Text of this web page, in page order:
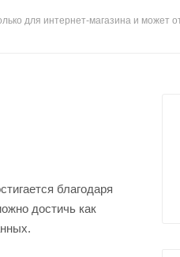
для интернет-магазина и может
благодаря
достичь как